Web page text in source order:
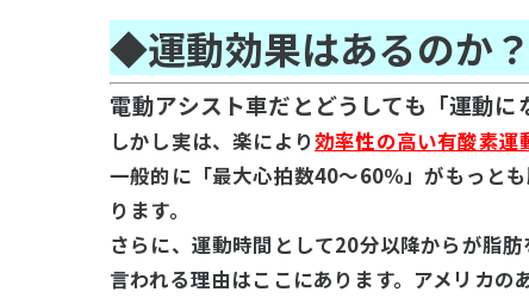
◆運動効果はあるのか？
電動アシスト車だとどうしても「運動
しかし実は、楽により効率性の高い有酸素運
一般的に「最大心拍数40～60％」がもっと
ります。
さらに、運動時間として20分以降からが脂
言われる理由はここにあります。アメリカの